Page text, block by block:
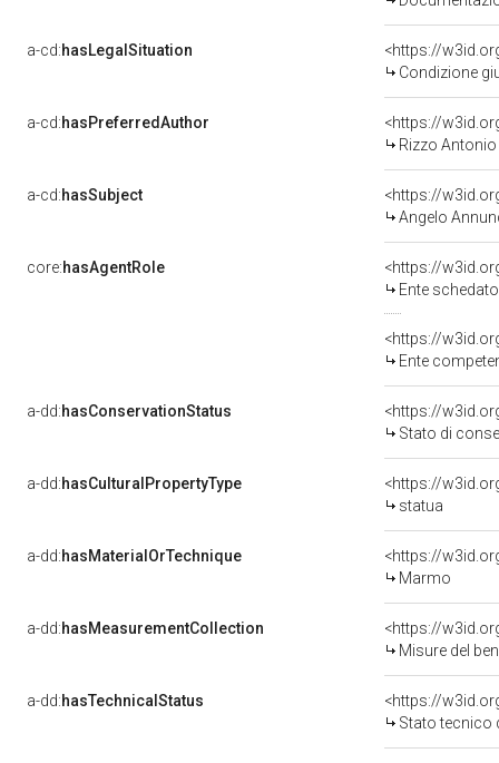
a-cd:hasLegalSituation
Condizione
a-cd:hasPreferredAuthor
<https://
Rizzo
a-cd:hasSubject
<https://
Angelo
core:hasAgentRole
<https://
Ente
<https://
Ente competente per tutela
a-dd:hasConservationStatus
<https://
Stato di
a-dd:hasCulturalPropertyType
<https://
statua
a-dd:hasMaterialOrTechnique
<https://
Marmo
a-dd:hasMeasurementCollection
<https://
Misure del
a-dd:hasTechnicalStatus
<https://
Stato tecnico